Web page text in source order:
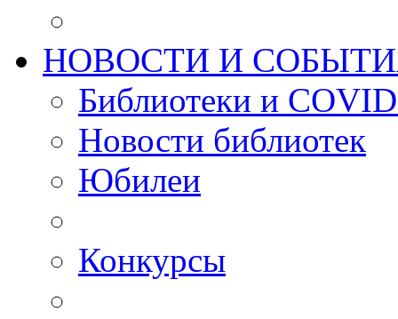
НОВОСТИ И
Библиотеки и
Новости библиотек
Юбилеи
Конкурсы